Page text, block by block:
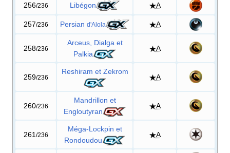
256/236 Libégon A
257/236 Persian d'Alola A
258/236
Arceus, Dialga et
Palkia
A
259/236
Reshiram et Zekrom
A
260/236
Mandrillon et
Engloutyran
A
261 /236
Méga-Lockpin et
Rondoudou
A